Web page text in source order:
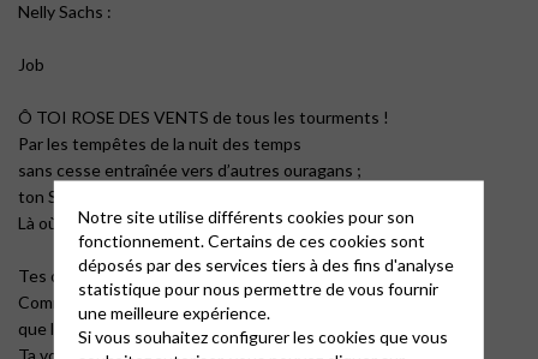
Nelly Sachs :
Job
Ô TOI ROSE DES VENTS de tous les tourments !
Par les tempêtes de la nuit des temps
sans cesse entraînée vers d’autres ouragans ;
ton Sud encore s’appelle solitude.
Là où tu t’arrêtes, là est le nombril des douleurs.
Tes orbites sont creusées profondes dans ton crâne
Comme les grottes des colombes dans la nuit
que le chasseur à l’aveuglette fait sortir.
Ta voix est devenue muette
Notre site utilise différents cookies pour son
fonctionnement. Certains de ces cookies sont
déposés par des services tiers à des fins d'analyse
statistique pour nous permettre de vous fournir
une meilleure expérience.
Si vous souhaitez configurer les cookies que vous